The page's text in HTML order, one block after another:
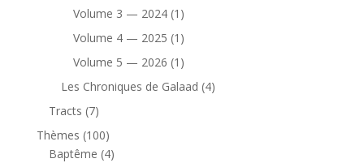
produits
Volume 3 — 2024 1 1
produit
Volume 4 — 2025 1 1
produit
Volume 5 — 2026 1 1
produit
Les Chroniques de Galaad 44
Tracts 77
produits
Thèmes 100100
produits
Baptême 44